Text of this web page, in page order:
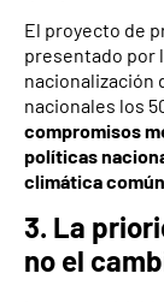
El proyecto de
presentado por
nacionalización
nacionales los
compromisos
políticas
climática
3. La
no el